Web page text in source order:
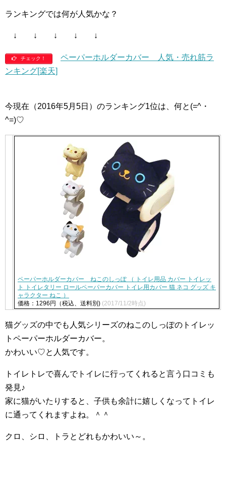
ランキングでは何が人気かな？
↓ ↓ ↓ ↓ ↓
チェック！
ペーパーホルダーカバー 人気・売れ筋ラ
ンキング[楽天]
今現在（2016年5月5日）のランキング1位は、何と(=^・
^=)♡
ペーパーホルダーカバー ねこのしっぽ （ トイレ用品 カバー トイレッ
ト トイレタリー ロールペーパーカバー トイレ用カバー 猫 ネコ グッズ キ
ャラクター ねこ ）
価格：1296円（税込、送料別) (2017/11/2時点)
猫グッズの中でも人気シリーズのねこのしっぽのトイレッ
トペーパーホルダーカバー。
かわいい♡と人気です。
トイレトレで喜んでトイレに行ってくれると言う口コミも
発見♪
家に猫がいたりすると、子供も余計に嬉しくなってトイレ
に通ってくれますよね。＾＾
クロ、シロ、トラとどれもかわいい～。